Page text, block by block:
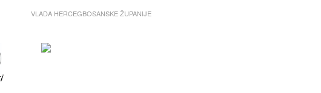
VLADA HERCEGBOSANSKE ŽUPANIJE